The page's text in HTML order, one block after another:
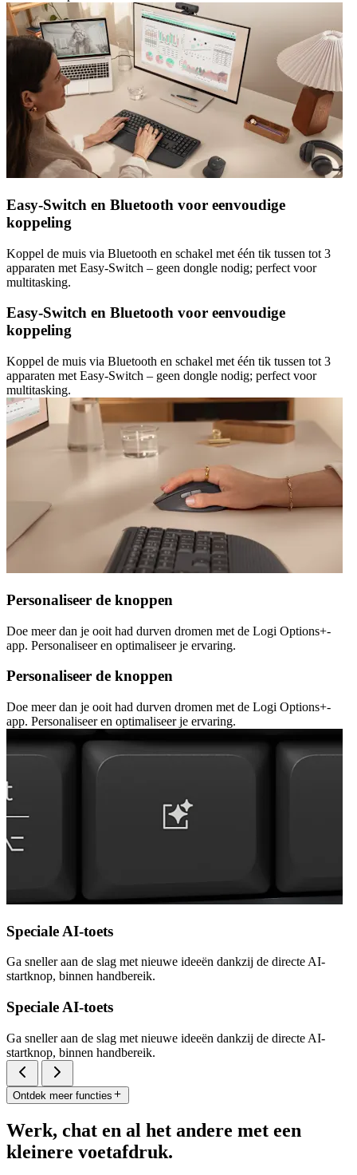
Easy-Switch en Bluetooth voor eenvoudige
koppeling
Koppel de muis via Bluetooth en schakel met één tik tussen tot 3
apparaten met Easy-Switch – geen dongle nodig; perfect voor
multitasking.
Easy-Switch en Bluetooth voor eenvoudige
koppeling
Koppel de muis via Bluetooth en schakel met één tik tussen tot 3
apparaten met Easy-Switch – geen dongle nodig; perfect voor
multitasking.
Personaliseer de knoppen
Doe meer dan je ooit had durven dromen met de Logi Options+-
app. Personaliseer en optimaliseer je ervaring.
Personaliseer de knoppen
Doe meer dan je ooit had durven dromen met de Logi Options+-
app. Personaliseer en optimaliseer je ervaring.
Speciale AI-toets
Ga sneller aan de slag met nieuwe ideeën dankzij de directe AI-
startknop, binnen handbereik.
Speciale AI-toets
Ga sneller aan de slag met nieuwe ideeën dankzij de directe AI-
startknop, binnen handbereik.
Ontdek meer functies
Werk, chat en al het andere met een
kleinere voetafdruk.